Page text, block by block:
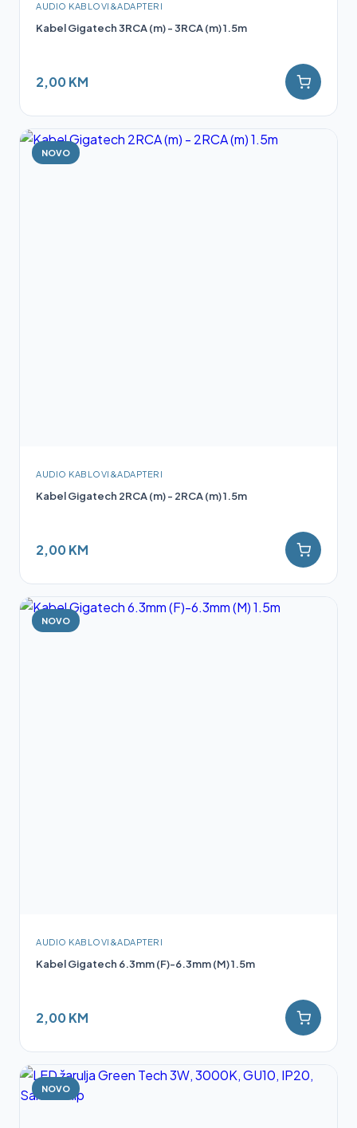
AUDIO KABLOVI&ADAPTERI
Kabel Gigatech 3RCA (m) - 3RCA (m) 1.5m
2,00 KM
NOVO
AUDIO KABLOVI&ADAPTERI
Kabel Gigatech 2RCA (m) - 2RCA (m) 1.5m
2,00 KM
NOVO
AUDIO KABLOVI&ADAPTERI
Kabel Gigatech 6.3mm (F)-6.3mm (M) 1.5m
2,00 KM
NOVO